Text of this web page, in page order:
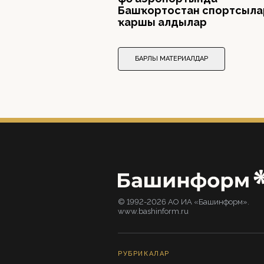
Башҡортостан
ҡаршы алдылар
БАРЛЫҠ МАТЕРИАЛДАР
© 1992-2026 АО ИА «Башинформ».
www.bashinform.ru
РУБРИКАЛАР